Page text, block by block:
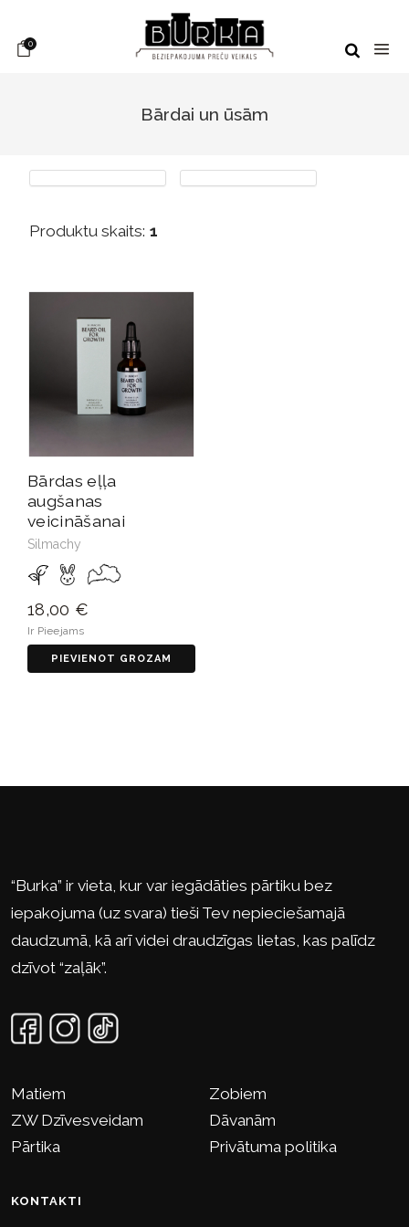
0
Bārdai un ūsām
Produktu skaits: 1
Bārdas eļļa
augšanas
veicināšanai
Silmachy
18,00 €
Ir Pieejams
PIEVIENOT GROZAM
“Burka” ir vieta, kur var iegādāties pārtiku bez
iepakojuma (uz svara) tieši Tev nepieciešamajā
daudzumā, kā arī videi draudzīgas lietas, kas palīdz
dzīvot “zaļāk”.
Matiem
Zobiem
ZW Dzīvesveidam
Dāvanām
Pārtika
Privātuma politika
KONTAKTI